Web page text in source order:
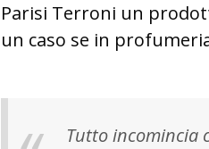
Parisi Terroni un
un caso se in
Tutto incomincia